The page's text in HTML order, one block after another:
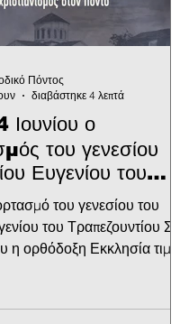
Ιουνίου ο
του γενεσίου
Ευγενίου του
του γενεσίου του
του Τραπεζουντίου Στις
η ορθόδοξη Εκκλησία τιμά
Τραπεζουντίου. Με
Πόντος
διαβάστηκε 4 λεπτά